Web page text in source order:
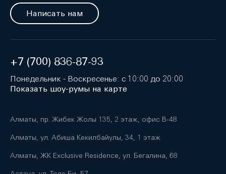
Написать нам
+7 (700) 836-87-93
Понедельник - Воскресенье: с 10:00 до 20:00
Показать шоу-румы на карте
Алматы, пр. Жибек Жолы 135, 2 этаж, офис B-48
Алматы, ул. Абиша Кекилбайулы, 34, 1 этаж
Алматы, ЖК Exclusive Residence, ул. Бегалина, 68